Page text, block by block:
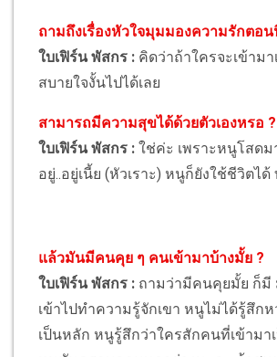
ถามถึงเรื่องหัวใจมุมมองความรักตอน
ใบเฟิร์น พัสกร : คิดว่าถ้าใครจะเข้าม
สบายใจงั้นไปได้เลย
สามารถมีความสุขได้ด้วยตัวเองหรอ ?
ใบเฟิร์น พัสกร :ใช่ค่ะ เพราะหนูโสด
อยู่..อยู่เนี้ย (หัวเราะ) หนูก็ยังใช้ชีวิตไ
แล้วมันมีคนคุย ๆ คนเข้ามาบ้างมั้ย ?
ใบเฟิร์น พัสกร : ถามว่ามีคนคุยมั้ย ก็มี
เข้าไปทำความรู้จักเขา หนูไม่ได้รู้สึก
เป็นหลัก หนูรู้สึกว่าใครสักคนที่เข้าม